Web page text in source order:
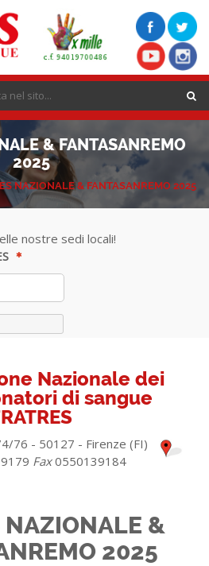
& FANTASANREMO
2025
NAZIONALE & FANTASANREMO 2025
nostre sedi locali!
Nazionale dei
di sangue
76 - 50127 - Firenze (FI)
Fax0550139184
NAZIONALE &
2025